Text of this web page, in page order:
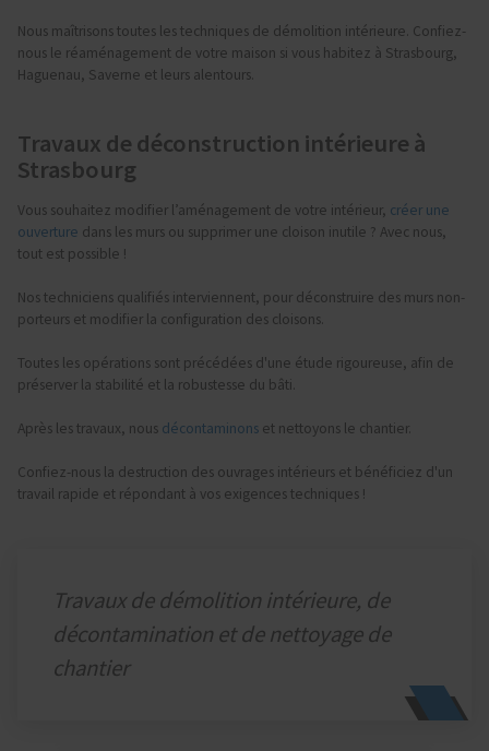
Nous maîtrisons toutes les techniques de démolition intérieure. Confiez-
nous le réaménagement de votre maison si vous habitez à Strasbourg,
Haguenau, Saverne et leurs alentours.
Travaux de déconstruction intérieure à
Strasbourg
Vous souhaitez modifier l’aménagement de votre intérieur, créer une
ouverture dans les murs ou supprimer une cloison inutile ? Avec nous,
tout est possible !
Nos techniciens qualifiés interviennent, pour déconstruire des murs non-
porteurs et modifier la configuration des cloisons.
Toutes les opérations sont précédées d'une étude rigoureuse, afin de
préserver la stabilité et la robustesse du bâti.
Après les travaux, nous décontaminons et nettoyons le chantier.
Confiez-nous la destruction des ouvrages intérieurs et bénéficiez d'un
travail rapide et répondant à vos exigences techniques !
Travaux de démolition intérieure, de
décontamination et de nettoyage de
chantier